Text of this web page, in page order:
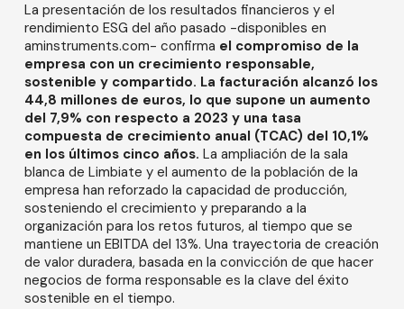
La presentación de los resultados financieros y el
rendimiento ESG del año pasado -disponibles en
aminstruments.com- confirma el compromiso de la
empresa con un crecimiento responsable,
sostenible y compartido. La facturación alcanzó los
44,8 millones de euros, lo que supone un aumento
del 7,9% con respecto a 2023 y una tasa
compuesta de crecimiento anual (TCAC) del 10,1%
en los últimos cinco años. La ampliación de la sala
blanca de Limbiate y el aumento de la población de la
empresa han reforzado la capacidad de producción,
sosteniendo el crecimiento y preparando a la
organización para los retos futuros, al tiempo que se
mantiene un EBITDA del 13%. Una trayectoria de creación
de valor duradera, basada en la convicción de que hacer
negocios de forma responsable es la clave del éxito
sostenible en el tiempo.